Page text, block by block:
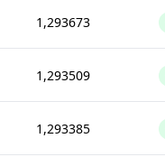
1,293673
1,293509
1,293385